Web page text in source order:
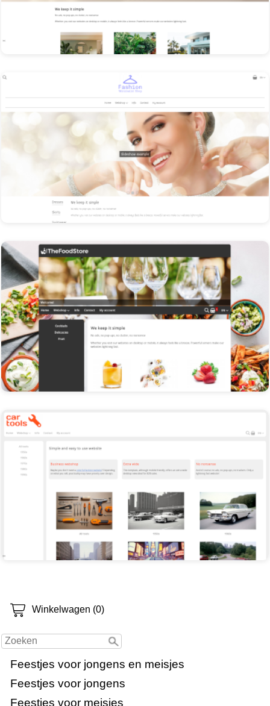
Winkelwagen (0)
Feestjes voor jongens en meisjes
Feestjes voor jongens
Feestjes voor meisjes